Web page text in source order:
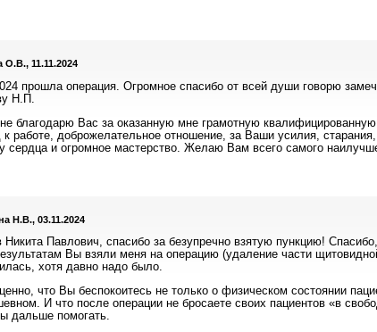
О.В., 11.11.2024
прошла операция. Огромное спасибо от всей души говорю
Н.П.
благодарю Вас за оказанную мне грамотную
к работе, доброжелательное отношение, за Ваши усилия,
сердца и огромное мастерство. Желаю Вам всего самого
Н.В., 03.11.2024
Никита Павлович, спасибо за безупречно взятую пункцию!
Вы взяли меня на операцию (удаление части
хотя давно надо было.
что Вы беспокоитесь не только о физическом состоянии
И что после операции не бросаете своих пациентов «в
дальше помогать.